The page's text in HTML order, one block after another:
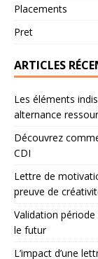
Placements
Pret
ARTICLES
Les éléments
alternance
Découvrez
CDI
Lettre de
preuve de
Validation période
le futur
L’impact d’une